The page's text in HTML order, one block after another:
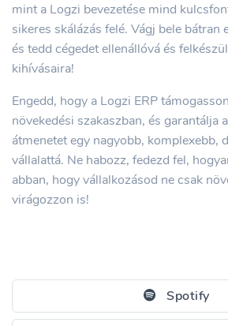
mint a Logzi bevezetése mind
sikeres skálázás felé. Vágj bele bátran
és tedd cégedet ellenállóvá és
kihívásaira!
Engedd, hogy a Logzi ERP
növekedési szakaszban, és garantálja
átmenetet egy nagyobb, komplexebb,
vállalattá. Ne habozz, fedezd fel,
abban, hogy vállalkozásod ne csak
virágozzon is!
Spotify